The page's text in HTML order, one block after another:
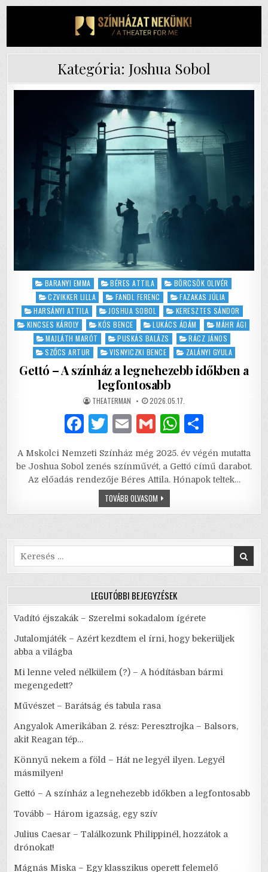
Kategória: Joshua Sobol
Posted
in
BARANYI EMMA BÉRES ATTILA
BÖRCSÖK OLIVÉR
CZVIKKER LILLA
FANDL FERENC
FAZAKAS JÚLIA
HARSÁNYI ATTILA
JOSHUA SOBOL
KERESZTES SÁNDOR
KINCSES KÁROLY
KÓS BENCE LUKÁCS ÁDÁM
MÁHR ÁGI
MAJLÁTH MARÓT
PUSKÁS BALÁZS
RÁCZ JÁNOS
SZŐCS ARTUR
VISNYICZKI BENCE ZALÁNYI GYULA
Gettó – A színház a legnehezebb időkben a
legfontosabb
AUTHOR:
THEATERMAN PUBLISHED
DATE:
2026.05.17.
F
c
e
o
o
T
it
te
r
E
ai
l
G
ai
l
W
at
s
p
p
ar
e
A Mskolci Nemzeti Színház még 2025. év végén mutatta
be Joshua Sobol zenés színművét, a Gettó című darabot.
Az előadás rendezője Béres Attila. Hónapok teltek…
TOVÁBB OLVASOMGETTÓ
–
A
LEGNEHEZEBB
IDŐKBEN
Search
for:
LEGUTÓBBI BEJEGYZÉSEK
Vadító éjszakák – Szerelmi sokadalom ígérete
Jutalomjáték – Azért kezdtem el írni, hogy bekerüljek
abba a világba
Mi lenne veled nélkülem (?) – A hódításban bármi
megengedett?
Művészet – Barátság és tabula rasa
Angyalok Amerikában 2. rész: Peresztrojka – Balsors,
akit Reagan tép…
Könnyű nekem a föld – Hát ne legyél ilyen. Legyél
másmilyen!
Gettó – A színház a legnehezebb időkben a legfontosabb
Tovább – Három igazság, egy szív
Julius Caesar – Találkozunk Philippinél, hozzátok a
drónokat!
Mágnás Miska – Egy klasszikus operett felemelő